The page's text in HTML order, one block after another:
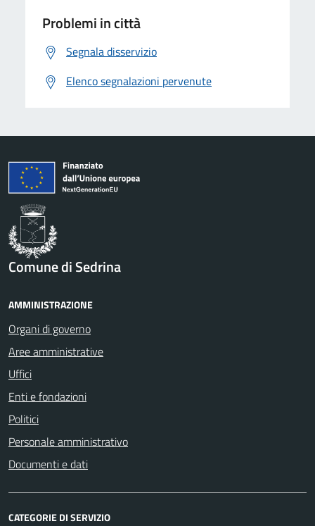
Problemi in città
Segnala disservizio
Elenco segnalazioni pervenute
Comune di Sedrina
AMMINISTRAZIONE
Organi di governo
Aree amministrative
Uffici
Enti e fondazioni
Politici
Personale amministrativo
Documenti e dati
CATEGORIE DI SERVIZIO